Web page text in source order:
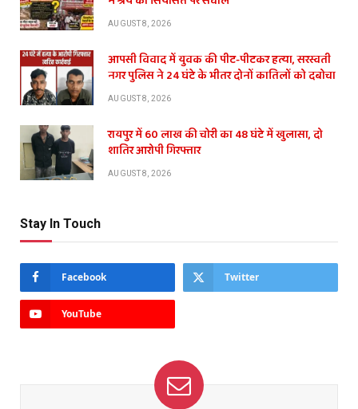
AUGUST 8, 2026
आपसी विवाद में युवक की पीट-पीटकर हत्या, सरस्वती
नगर पुलिस ने 24 घंटे के भीतर दोनों कातिलों को दबोचा
AUGUST 8, 2026
रायपुर में 60 लाख की चोरी का 48 घंटे में खुलासा, दो
शातिर आरोपी गिरफ्तार
AUGUST 8, 2026
Stay In Touch
Facebook Twitter
YouTube